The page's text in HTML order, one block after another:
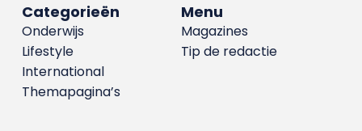
Menu
Magazines
Tip de redactie
Categorieën
Onderwijs
Lifestyle
International
Themapagina’s